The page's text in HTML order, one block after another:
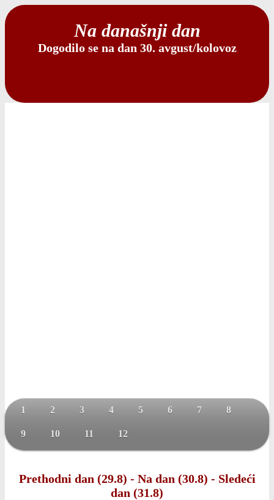
Na današnji dan
Dogodilo se na dan 30. avgust/kolovoz
1 2 3 4 5 6 7 8
9 10 11 12
Prethodni dan (29.8) - Na dan (30.8) - Sledeći
dan (31.8)